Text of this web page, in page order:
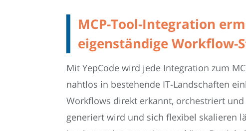
MCP-Tool-Integration
eigenständige Workflow-
Mit YepCode wird jede Integration zum
nahtlos in bestehende IT-Landschaften
Workflows direkt erkannt, orchestriert
generiert wird und sich flexibel skalieren